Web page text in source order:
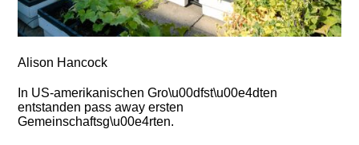
Alison Hancock
In US-amerikanischen Gro\u00dfst\u00e4dten
entstanden pass away ersten
Gemeinschaftsg\u00e4rten.